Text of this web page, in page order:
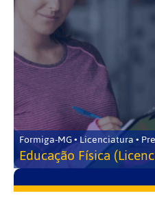
Formiga-MG • Licenciatura •
Educação Física